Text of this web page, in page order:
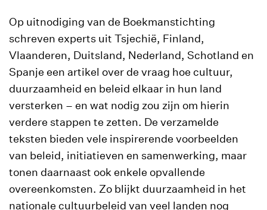
Op uitnodiging van de Boekmanstichting
schreven experts uit Tsjechië, Finland,
Vlaanderen, Duitsland, Nederland, Schotland en
Spanje een artikel over de vraag hoe cultuur,
duurzaamheid en beleid elkaar in hun land
versterken – en wat nodig zou zijn om hierin
verdere stappen te zetten. De verzamelde
teksten bieden vele inspirerende voorbeelden
van beleid, initiatieven en samenwerking, maar
tonen daarnaast ook enkele opvallende
overeenkomsten. Zo blijkt duurzaamheid in het
nationale cultuurbeleid van veel landen nog